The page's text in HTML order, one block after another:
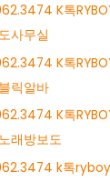
K톡
사무실
K톡
릭알바
K톡
래방보도
k톡